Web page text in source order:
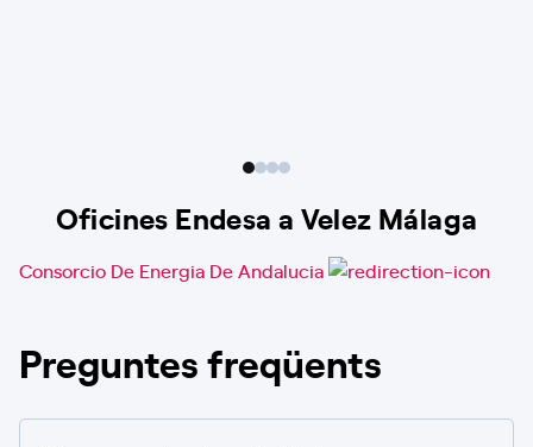
Oficines Endesa a Velez Málaga
Consorcio De Energia De Andalucia
Preguntes freqüents